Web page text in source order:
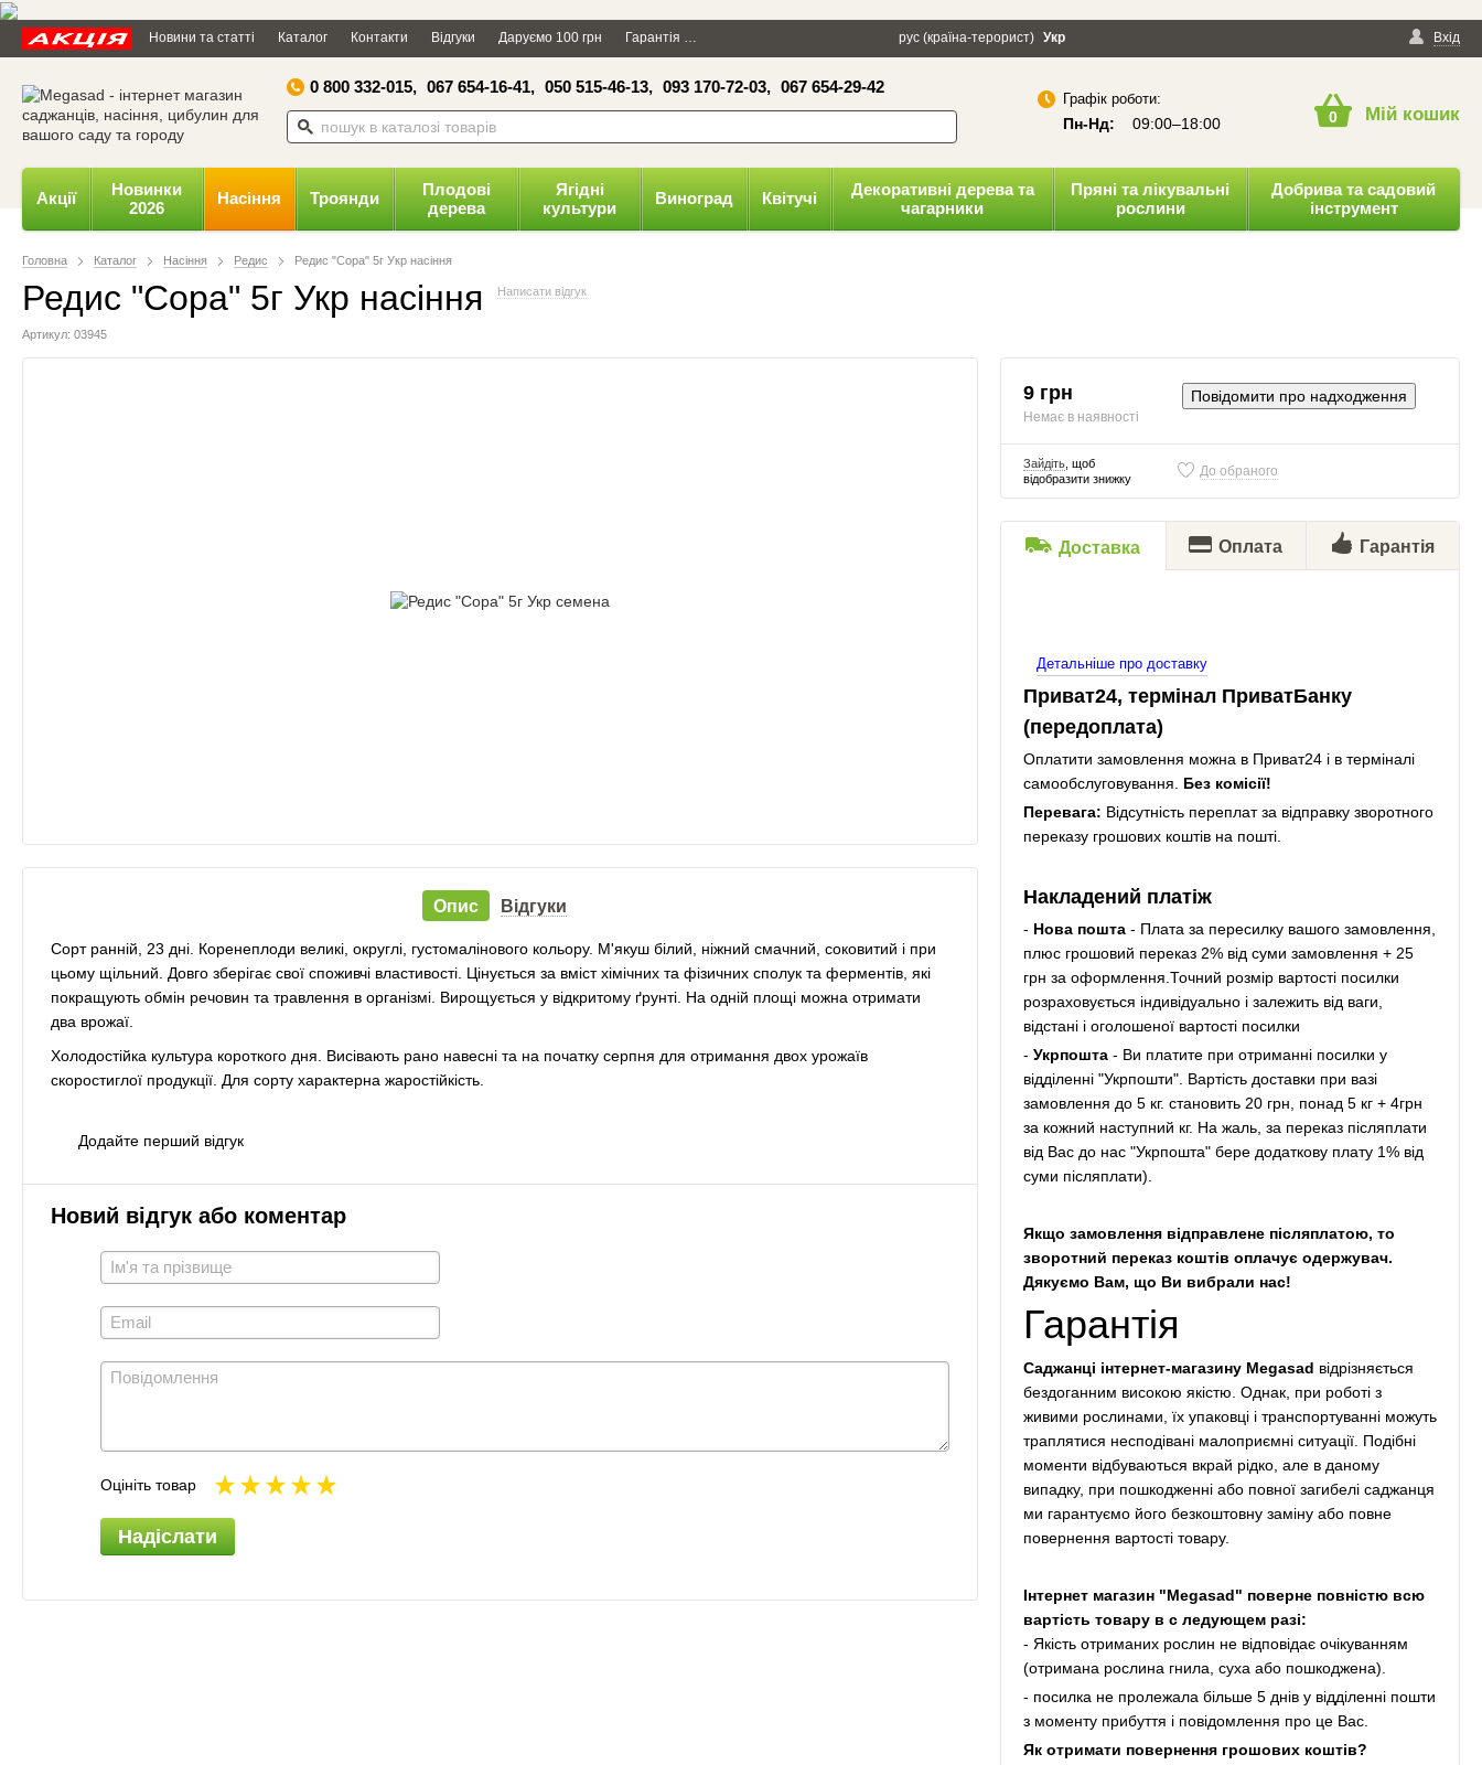
Дозвольте сайту megasad.net
відправляти вам сповіщення на
робочий стіл.
Powered by SendPulse Заборонити Дозволити
×
Новини та статті Каталог Контакти Відгуки Даруємо 100 грн Гарантія Політика конфіденційності Вхід
рус (країна-терорист) Укр
0 800 332-015, 067 654-16-41, 050 515-46-13, 093 170-72-03, 067 654-29-42
Графік роботи:
Пн-Нд: 09:00–18:00 0 Мій кошик
Акції
Новинки
2026
Насіння Троянди
Плодові
дерева
Ягідні
культури
Виноград Квітучі
Декоративні дерева та
чагарники
Пряні та лікувальні
рослини
Добрива та садовий
інструмент
Головна Каталог Насіння Редис Редис "Сора" 5г Укр насіння
Редис "Сора" 5г Укр насіння Написати відгук
Артикул: 03945
Опис Відгуки
Сорт ранній, 23 дні. Коренеплоди великі, округлі, густомалінового кольору. М'якуш білий, ніжний смачний, соковитий і при
цьому щільний. Довго зберігає свої споживчі властивості. Цінується за вміст хімічних та фізичних сполук та ферментів, які
покращують обмін речовин та травлення в організмі. Вирощується у відкритому ґрунті. На одній площі можна отримати
два врожаї.
Холодостійка культура короткого дня. Висівають рано навесні та на початку серпня для отримання двох урожаїв
скоростиглої продукції. Для сорту характерна жаростійкість.
Додайте перший відгук
Новий відгук або коментар
Оцініть товар
Надіслати
9 грн
Немає в наявності
Повідомити про надходження
Зайдіть, щоб
відобразити знижку
До обраного
Доставка Оплата Гарантія
Детальніше про доставку
Приват24, термінал ПриватБанку
(передоплата)
Оплатити замовлення можна в Приват24 і в терміналі
самообслуговування. Без комісії!
Перевага: Відсутність переплат за відправку зворотного
переказу грошових коштів на пошті.
Накладений платіж
- Нова пошта- Плата за пересилку вашого замовлення,
плюс грошовий переказ 2% від суми замовлення + 25
грн за оформлення.Точний розмір вартості посилки
розраховується індивідуально і залежить від ваги,
відстані і оголошеної вартості посилки
- Укрпошта- Ви платите при отриманні посилки у
відділенні "Укрпошти". Вартість доставки при вазі
замовлення до 5 кг. становить 20 грн, понад 5 кг + 4грн
за кожний наступний кг. На жаль, за переказ післяплати
від Вас до нас "Укрпошта" бере додаткову плату 1% від
суми післяплати).
Якщо замовлення відправлене післяплатою, то
зворотний переказ коштів оплачує одержувач.
Дякуємо Вам, що Ви вибрали нас!
Гарантія
Саджанці інтернет-магазину Megasad відрізняється
бездоганним високою якістю. Однак, при роботі з
живими рослинами, їх упаковці і транспортуванні можуть
траплятися несподівані малоприємні ситуації. Подібні
моменти відбуваються вкрай рідко, але в даному
випадку, при пошкодженні або повної загибелі саджанця
ми гарантуємо його безкоштовну заміну або повне
повернення вартості товару.
Інтернет магазин "Megasad" поверне повністю всю
вартість товару в с ледующем разі:
- Якість отриманих рослин не відповідає очікуванням
(отримана рослина гнила, суха або пошкоджена).
- посилка не пролежала більше 5 днів у відділенні пошти
з моменту прибуття і повідомлення про це Вас.
Як отримати повернення грошових коштів?